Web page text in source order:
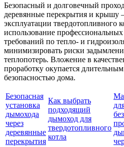
Безопасный и долговечный
деревянные перекрытия и крышу
эксплуатации твердотопливного
использование
требований по тепло- и
минимизировать риски
теплопотерь. Вложение в
проработку окупается
безопасностью дома.
Безопасная
установка
дымохода
через
деревянные
перекрытия
Как выбрать
подходящий
дымоход для
твердотопливного
котла